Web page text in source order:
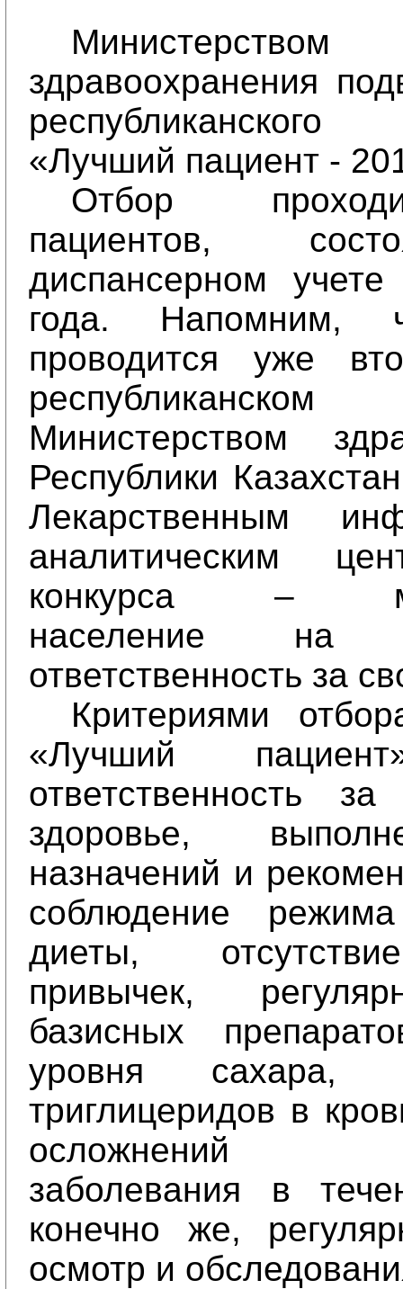
Министерством
здравоохранения
«Лучший пациент -
Отбор
пациентов,
диспансерном
года. Напомним,
проводится уже
Министерством
Республики
Лекарственным
аналитическим
конкурса –
население на
ответственность за
Критериями
«Лучший
ответственность за
здоровье,
назначений и
соблюдение
диеты,
привычек,
базисных
уровня сахара,
триглицеридов в
осложнений
заболевания в
конечно же,
осмотр и